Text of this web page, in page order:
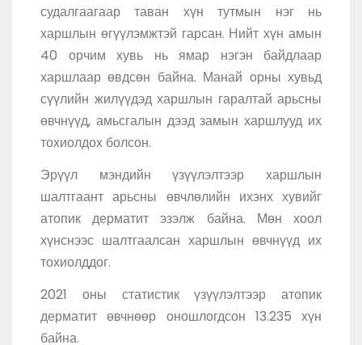
судалгаагаар таван хүн тутмын нэг нь
харшлын өгүүлэмжтэй гарсан. Нийт хүн амын
40 орчим хувь нь ямар нэгэн байдлаар
харшлаар өвдсөн байна. Манай орны хувьд
сүүлийн жилүүдэд харшлын гаралтай арьсны
өвчнүүд, амьсгалын дээд замын харшлууд их
тохиолдох болсон.
Эрүүл мэндийн үзүүлэлтээр харшлын
шалтгаант арьсны өвчлөлийн ихэнх хувийг
атопик дерматитэзэлж байна. Мөн хоол
хүнснээс шалтгаалсан харшлын өвчнүүд их
тохиолддог.
2021 оны статистик үзүүлэлтээр атопик
дерматит өвчнөөр оношлогдсон 13.235 хүн
байна.